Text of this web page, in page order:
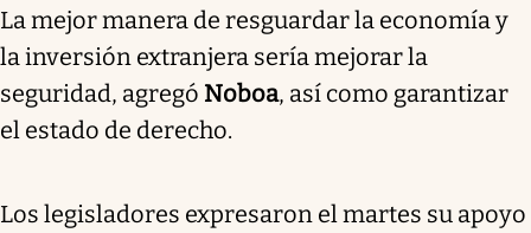
La mejor manera de resguardar la economía y
la inversión extranjera sería mejorar la
seguridad, agregó Noboa, así como garantizar
el estado de derecho.
Los legisladores expresaron el martes su apoyo